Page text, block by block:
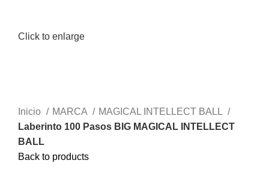
Click to enlarge
Inicio MARCA
MAGICAL INTELLECT BALL
Laberinto 100 Pasos BIG MAGICAL INTELLECT
BALL
Back to products